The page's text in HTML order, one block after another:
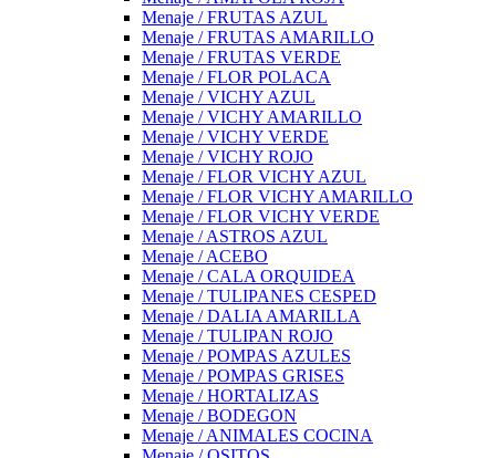
Menaje / FRUTAS AZUL
Menaje / FRUTAS AMARILLO
Menaje / FRUTAS VERDE
Menaje / FLOR POLACA
Menaje / VICHY AZUL
Menaje / VICHY AMARILLO
Menaje / VICHY VERDE
Menaje / VICHY ROJO
Menaje / FLOR VICHY AZUL
Menaje / FLOR VICHY AMARILLO
Menaje / FLOR VICHY VERDE
Menaje / ASTROS AZUL
Menaje / ACEBO
Menaje / CALA ORQUIDEA
Menaje / TULIPANES CESPED
Menaje / DALIA AMARILLA
Menaje / TULIPAN ROJO
Menaje / POMPAS AZULES
Menaje / POMPAS GRISES
Menaje / HORTALIZAS
Menaje / BODEGON
Menaje / ANIMALES COCINA